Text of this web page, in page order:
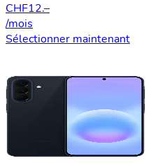
CHF12.–
/mois
Sélectionner maintenant